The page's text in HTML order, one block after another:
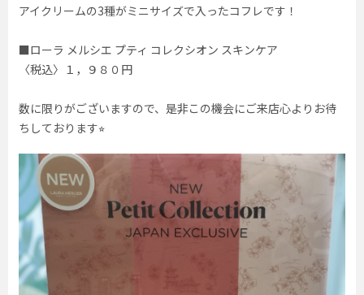
アイクリームの3種がミニサイズで入ったコフレです！
■ローラ メルシエ プティ コレクシオン スキンケア
〈税込〉１，９８０円
数に限りがございますので、是非この機会にご来店心よりお待
ちしております⭐︎